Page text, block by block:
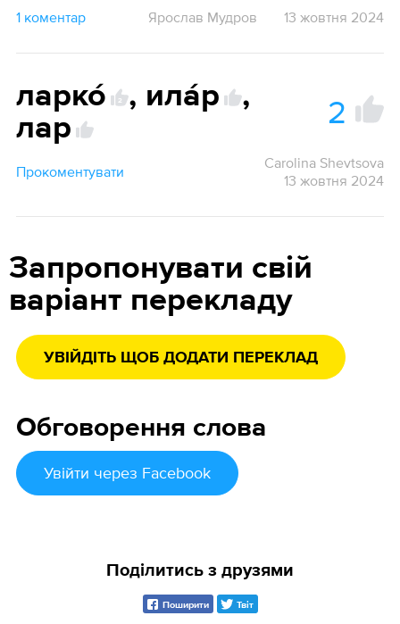
1 коментар
Ярослав Мудров 13 жовтня 2024
ларко́ 2 , ила́р
,
лар
2
Прокоментувати
Carolina Shevtsova
13 жовтня 2024
Запропонувати свій
варіант перекладу
УВІЙДІТЬ ЩОБ ДОДАТИ ПЕРЕКЛАД
Обговорення слова
Увійти через Facebook
Поділитись з друзями
Поширити Твіт